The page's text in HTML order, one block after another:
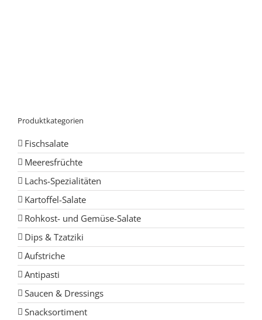
Produktkategorien
Fischsalate
Meeresfrüchte
Lachs-Spezialitäten
Kartoffel-Salate
Rohkost- und Gemüse-Salate
Dips & Tzatziki
Aufstriche
Antipasti
Saucen & Dressings
Snacksortiment